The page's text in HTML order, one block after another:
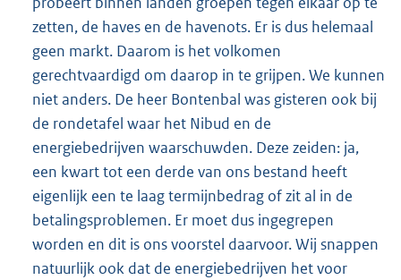
zetten, de haves en de havenots. Er is dus helemaal
geen markt. Daarom is het volkomen
gerechtvaardigd om daarop in te grijpen. We kunnen
niet anders. De heer Bontenbal was gisteren ook bij
de rondetafel waar het Nibud en de
energiebedrijven waarschuwden. Deze zeiden: ja,
een kwart tot een derde van ons bestand heeft
eigenlijk een te laag termijnbedrag of zit al in de
betalingsproblemen. Er moet dus ingegrepen
worden en dit is ons voorstel daarvoor. Wij snappen
natuurlijk ook dat de energiebedrijven het voor